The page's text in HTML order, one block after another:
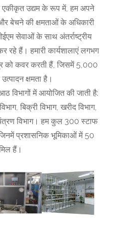
एकीकृत उद्यम के रूप में, हम अपने
और बेचने की क्षमताओं के अधिकारी
सेवाओं के साथ अंतर्राष्ट्रीय
रहे हैं। हमारी कार्यशालाएं लगभग
को कवर करती हैं, जिसमें 5,000
क्षमता है।
विभागों में आयोजित की जाती है:
बिक्री विभाग, खरीद विभाग,
विभाग। हम कुल 300 स्टाफ
प्रशासनिक भूमिकाओं में 50
हैं।